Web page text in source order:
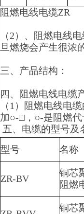
阻燃电线电缆ZR
（2）、阻燃电线
旦燃烧会产生很浓
三、产品结构：
四、阻燃电线电缆
（ 1）阻燃电线电
加○-□，○-是阻燃
五、电缆的型号及
型号
名称
ZR-BV
铜芯
阻燃
铜芯